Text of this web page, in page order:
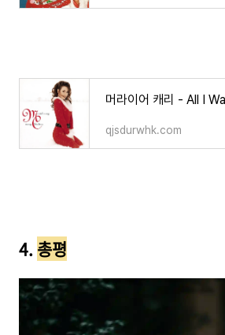
qjsdurwhk.com
4.총평